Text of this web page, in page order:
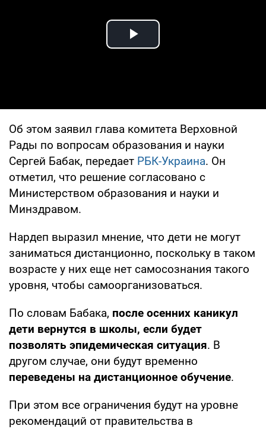
Play Video
Об этом заявил глава комитета Верховной
Рады по вопросам образования и науки
Сергей Бабак, передает РБК-Украина. Он
отметил, что решение согласовано с
Министерством образования и науки и
Минздравом.
Нардеп выразил мнение, что дети не могут
заниматься дистанционно, поскольку в таком
возрасте у них еще нет самосознания такого
уровня, чтобы самоорганизоваться.
По словам Бабака, после осенних каникул
дети вернутся в школы, если будет
позволять эпидемическая ситуация. В
другом случае, они будут временно
переведены на дистанционное обучение.
При этом все ограничения будут на уровне
рекомендаций от правительства в